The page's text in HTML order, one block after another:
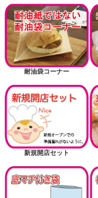
耐油袋コーナー
新規開店セット